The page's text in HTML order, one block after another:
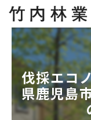
伐採エコ
県鹿児島